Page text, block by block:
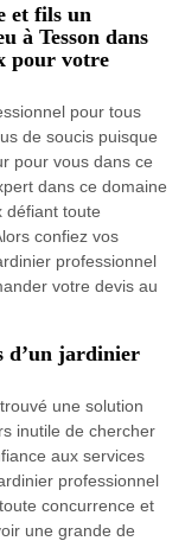
et fils un
à Tesson dans
pour votre
pour tous
de soucis puisque
pour vous dans ce
dans ce domaine
défiant toute
confiez vos
professionnel
votre devis au
d’un jardinier
une solution
inutile de chercher
aux services
professionnel
concurrence et
une grande de